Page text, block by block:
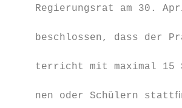
Regierungsrat am 30.
beschlossen, dass der
terricht mit maximal 15
nen oder Schülern